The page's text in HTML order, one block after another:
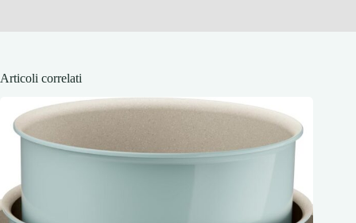
Articoli correlati